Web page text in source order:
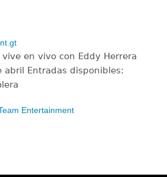
en vivo con Eddy Herrera
abril Entradas disponibles:
Entertainment